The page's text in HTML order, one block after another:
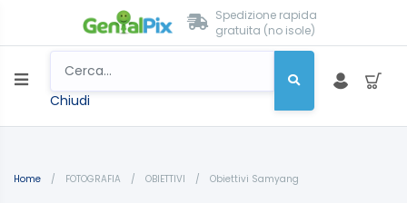
Spedizione rapida
gratuita (no isole)
Chiudi
Home / FOTOGRAFIA / OBIETTIVI / Obiettivi Samyang